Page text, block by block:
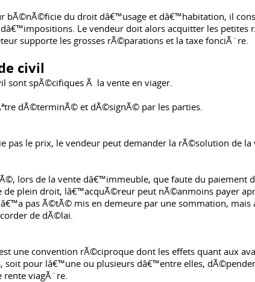
bÃ©nÃ©ficie du droit dâ€™usage et dâ€™habitation, il
Le vendeur doit alors acquitter les petites
supporte les grosses rÃ©parations et la taxe fonciÃ¨re.
civil
sont spÃ©cifiques Ã la vente en viager.
dÃ©terminÃ© et dÃ©signÃ© par les parties.
pas le prix, le vendeur peut demander la rÃ©solution de la
lors de la vente dâ€™immeuble, que faute du paiement
de plein droit, lâ€™acquÃ©reur peut nÃ©anmoins payer
pas Ã©tÃ© mis en demeure par une sommation, mais
de dÃ©lai.
une convention rÃ©ciproque dont les effets quant aux
soit pour lâ€™une ou plusieurs dâ€™entre elles,
viagÃ¨re.